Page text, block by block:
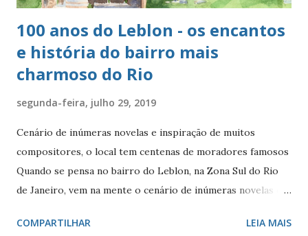
100 anos do Leblon - os encantos
e história do bairro mais
charmoso do Rio
segunda-feira, julho 29, 2019
Cenário de inúmeras novelas e inspiração de muitos
compositores, o local tem centenas de moradores famosos
Quando se pensa no bairro do Leblon, na Zona Sul do Rio
de Janeiro, vem na mente o cenário de inúmeras novelas de
compositores e poetas. Como defini-lo? Calmo e elegante.
COMPARTILHAR LEIA MAIS